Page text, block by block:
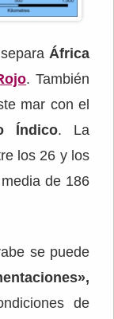
África
. También
mar con el
Índico. La
los 26 y los
de 186
se puede
de